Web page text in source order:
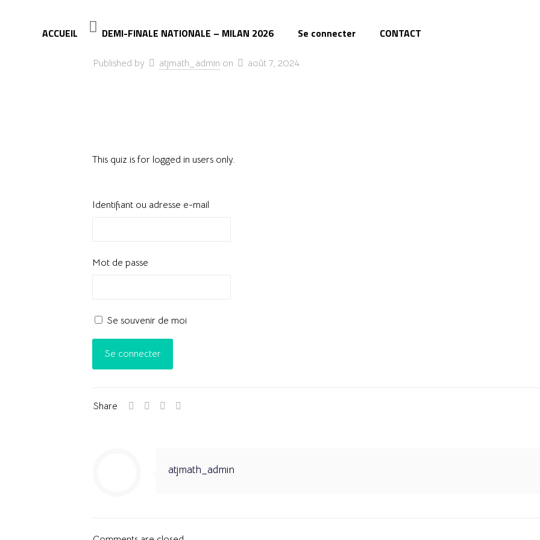
ACCUEIL DEMI-FINALE NATIONALE – MILAN 2026 Se connecter CONTACT
Published by atjmath_admin on août 7, 2024
This quiz is for logged in users only.
Identifiant ou adresse e-mail
Mot de passe
Se souvenir de moi
Share
atjmath_admin